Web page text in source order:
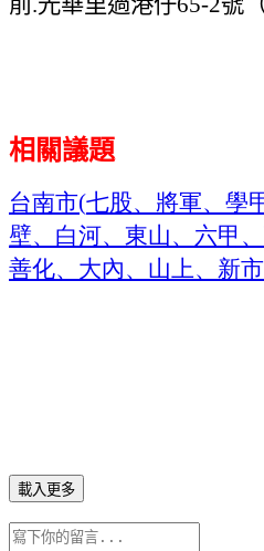
相關議題
台南市(七股、將軍、學
壁、白河、東山、六甲
善化、大內、山上、新
載入更多